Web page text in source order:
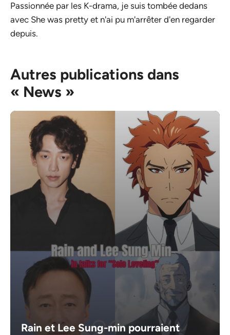
Passionnée par les K-drama, je suis tombée dedans
avec She was pretty et n'ai pu m'arrêter d'en regarder
depuis.
Autres publications dans
« News »
Rain et Lee Sung-min pourraient